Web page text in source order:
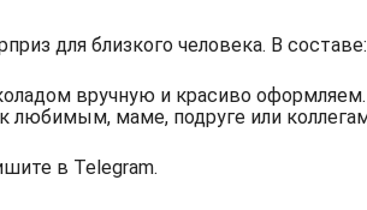
для близкого человека. В
вручную и красиво
любимым, маме, подруге или
в Telegram.